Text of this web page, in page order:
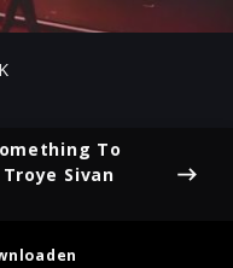
-02:08
Mute
To
Sivan